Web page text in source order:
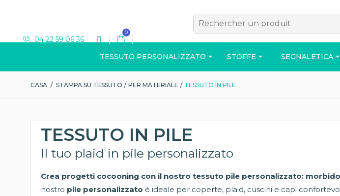
04 22 59 06 36
0
TESSUTO PERSONALIZZATO STOFFE
T-SHIRT
SEGNALETICA
CASA / STAMPA SU TESSUTO / PER MATERIALE / TESSUTO IN PILE
TESSUTO IN PILE
Il tuo plaid in pile personalizzato
Crea progetti cocooning con il nostro tessuto pile personalizzato:
nostro pile personalizzato è ideale per coperte, plaid, cuscini e capi